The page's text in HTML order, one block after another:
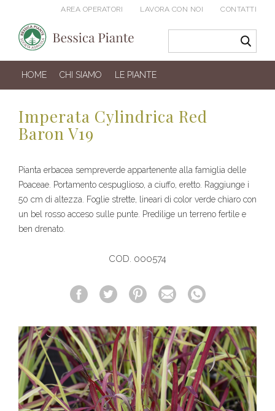
AREA OPERATORI LAVORA CON NOI CONTATTI
HOME CHI SIAMO LE PIANTE
Imperata Cylindrica Red
Baron V19
Pianta erbacea sempreverde appartenente alla famiglia delle
Poaceae. Portamento cespuglioso, a ciuffo, eretto. Raggiunge i
50 cm di altezza. Foglie strette, lineari di color verde chiaro con
un bel rosso acceso sulle punte. Predilige un terreno fertile e
ben drenato.
COD. 000574